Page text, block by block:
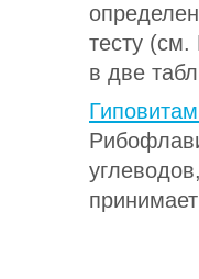
тесту
в две